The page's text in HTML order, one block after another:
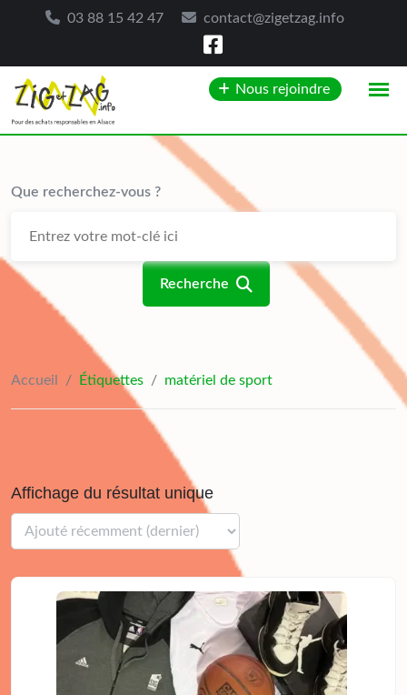
03 88 15 42 47 contact@zigetzag.info
content
Nous rejoindre
Que recherchez-vous ?
Recherche
Accueil / Étiquettes / matériel de sport
Affichage du résultat unique